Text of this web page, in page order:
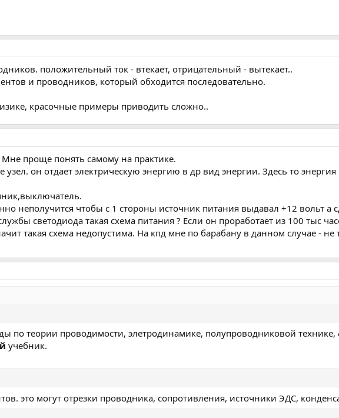
положительный ток - втекает, отрицательный - вытекает..
и проводников, который обходится последовательно.
красочные примеры приводить сложно..
проще понять самому на практике.
узел. он отдает электрическую энергию в др вид энергии. Здесь то
неполучится чтобы с 1 стороны источник питания выдавал +12 вольт а
светодиода такая схема питания ? Если он проработает из 100 тыс
такая схема недопустима. На кпд мне по барабану в данном случае -
по теории проводимости, элетродинамике, полупроводниковой технике,
учебник.
это могут отрезки проводника, сопротивления, источники ЭДС,